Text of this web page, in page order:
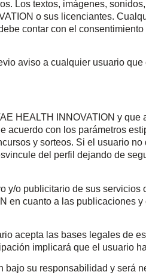
Los textos, imágenes,
o sus licenciantes.
contar con el
aviso a cualquier usuario
HEALTH INNOVATION y que
acuerdo con los parámetros
y sorteos. Si el usuario no
del perfil dejando de
y/o publicitario de sus servicios
en cuanto a las publicaciones
acepta las bases legales de
implicará que el usuario
su responsabilidad y será